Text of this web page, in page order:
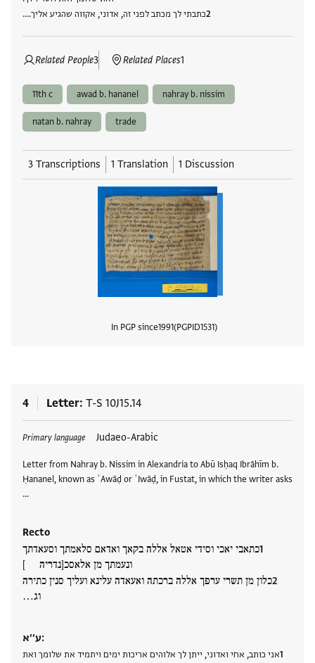
כתבתי לך מכתב לפני זה, אדוני, אקווה שהגיע אליך.…
Related People3 Related Places1
11th c awad b. hananel nahray b. nissim
natan b. nahray trade
3 Transcriptions 1 Translation 1 Discussion
In PGP since1991 PGPID1531
4 Letter T-S 10J15.14
Primary language Judaeo-Arabic
Letter from Nahray b. Nissim in Alexandria to Abū Isḥaq Ibrāhīm b.
Ḥananel, known as ʿAwāḍ or ʿIwāḍ, in Fustat, in which the writer asks
…
Recto
כתאבי יאכי וסידי אטאל אללה בקאך ואדאם סלאמתך וסעאדתך
ונעמתך מן אלאסכ[נדריה ]
כלון מן תשרי ערפך אללה ברכתה ואעאדה עלינא ועליך סנין כתירה
וג…
ע׳׳א:
אני כותב, אחי ואדוני, ייתן לך אלוהים אריכות ימים ויתמיד את שלומך ואת
Tags